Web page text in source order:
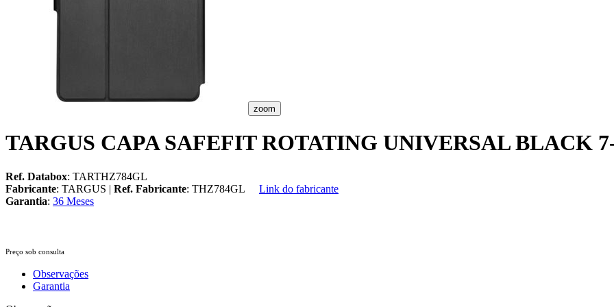
zoom
TARGUS CAPA SAFEFIT ROTATING UNIVERSAL BLACK
Ref. Databox: TARTHZ784GL
Fabricante: TARGUS | Ref. Fabricante: THZ784GL
Link do fabricante
Garantia: 36 Meses
Preço sob consulta
Observações
Garantia